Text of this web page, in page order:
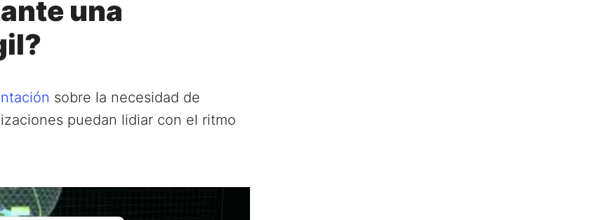
una
sobre la necesidad de
puedan lidiar con el ritmo